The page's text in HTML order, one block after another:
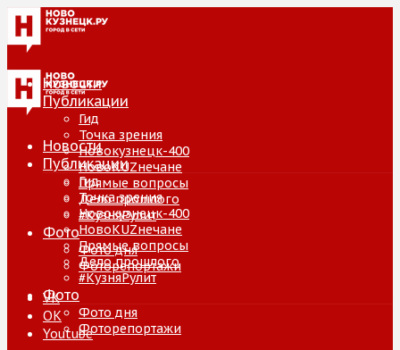
Новости
Публикации
Гид
Точка зрения
Новокузнецк-400
НовоKUZнечане
Прямые вопросы
Дело прошлого
#КузняРулит
Фото
Фото дня
Фоторепортажи
VK
ОК
Youtube
Новости
Публикации
Гид
Точка зрения
Новокузнецк-400
НовоKUZнечане
Прямые вопросы
Дело прошлого
#КузняРулит
Фото
Фото дня
Фоторепортажи